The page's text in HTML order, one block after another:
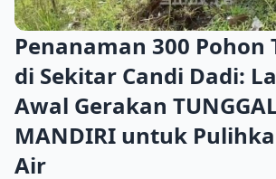
Penanaman 300 Pohon
di Sekitar Candi Dadi:
Awal Gerakan
MANDIRI untuk
Air